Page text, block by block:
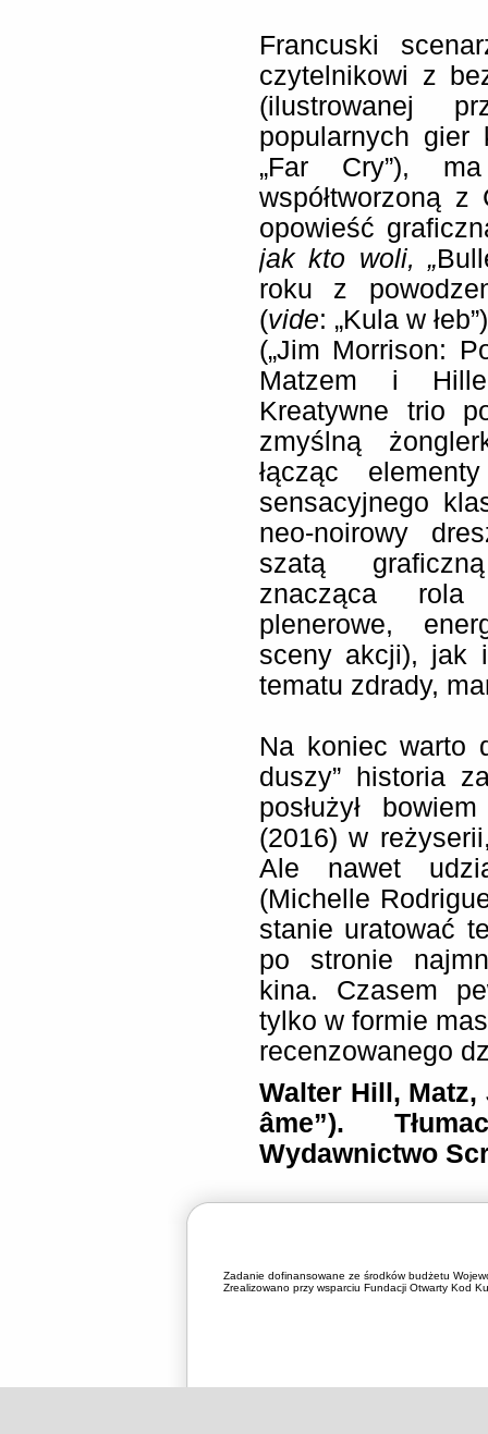
Francuski
czytelnikowi z
(ilustrowanej
popularnych gier
„Far Cry”),
współtworzoną
opowieść
jak kto woli, „
roku z
(vide: „Kula w
(„Jim Morrison:
Matzem i
Kreatywne trio
zmyślną
łącząc
sensacyjnego
neo-noirowy
szatą
znacząca
plenerowe,
sceny akcji), jak
tematu zdrady,
Na koniec warto
duszy” historia
posłużył
(2016) w
Ale nawet
(Michelle
stanie uratować
po stronie
kina. Czasem
tylko w formie
recenzowanego
Walter Hill, Matz,
âme”).
Wydawnictwo
Zadanie dofinansowane ze środków budżetu
Zrealizowano przy wsparciu Fundacji Otwarty Kod